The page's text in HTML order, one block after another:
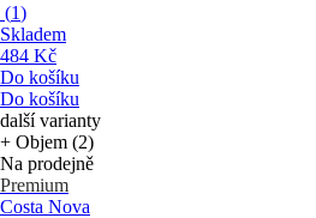
(1)
Skladem
484 Kč
Do košíku
Do košíku
další varianty
+ Objem (2)
Na prodejně
Premium
Costa Nova